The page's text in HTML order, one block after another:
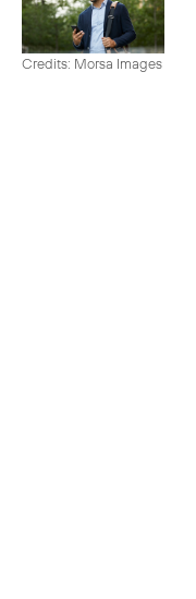
Credits: Morsa Images